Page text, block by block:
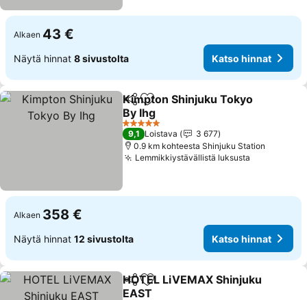
Alkaen 43 €
Näytä hinnat 8 sivustolta Katso hinnat
Jaa Lisää suosikkeihin
Kimpton Shinjuku Tokyo
By Ihg
Katso hinnat
5 Tähtiluokitus
9,1 Loistava
3 677
0.9 km kohteesta Shinjuku Station
Lemmikkiystävällistä luksusta
Alkaen 358 €
Näytä hinnat 12 sivustolta Katso hinnat
Jaa Lisää suosikkeihin
HOTEL LiVEMAX Shinjuku
EAST